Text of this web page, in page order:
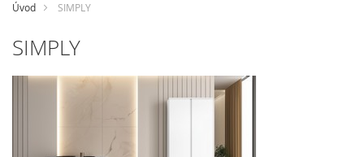
obsah
Úvod SIMPLY
SIMPLY